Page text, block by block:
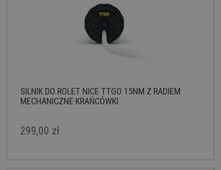
SILNIK DO ROLET NICE TTGO 15NM Z RADIEM
MECHANICZNE KRAŃCÓWKI
299,00 zł